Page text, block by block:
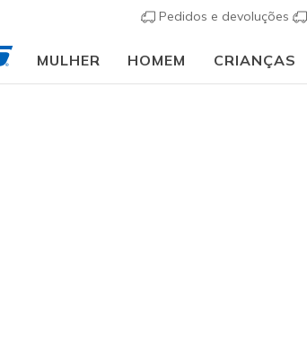
Pedidos e devoluções
MULHER HOMEM CRIANÇAS